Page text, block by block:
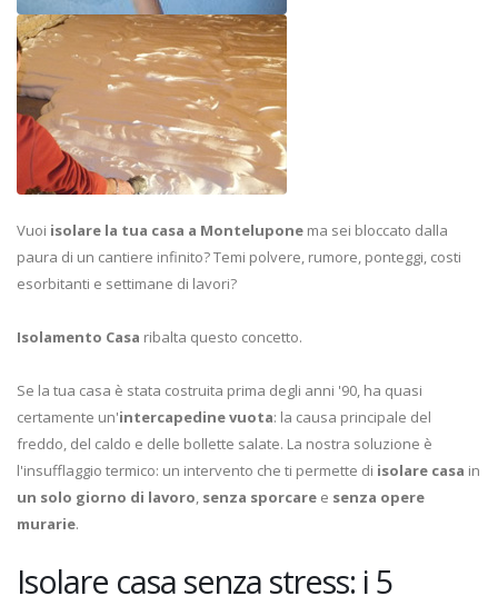
Vuoi isolare la tua casa a Montelupone ma sei bloccato dalla
paura di un cantiere infinito? Temi polvere, rumore, ponteggi, costi
esorbitanti e settimane di lavori?
Isolamento Casa ribalta questo concetto.
Se la tua casa è stata costruita prima degli anni '90, ha quasi
certamente un'intercapedine vuota: la causa principale del
freddo, del caldo e delle bollette salate. La nostra soluzione è
l'insufflaggio termico: un intervento che ti permette di isolare casa in
un solo giorno di lavoro, senza sporcare e senza opere
murarie.
Isolare casa senza stress: i 5